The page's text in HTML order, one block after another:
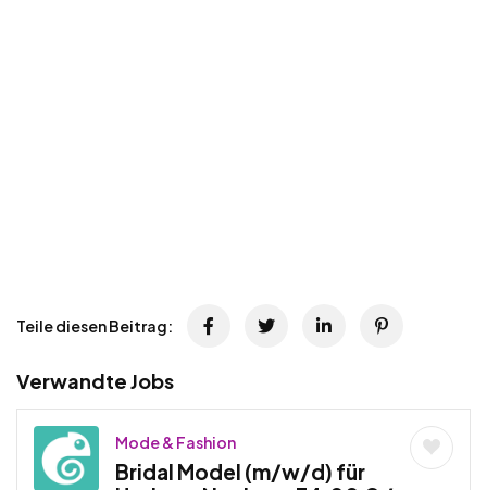
Teile diesen Beitrag:
Verwandte Jobs
Mode & Fashion
Bridal Model (m/w/d) für